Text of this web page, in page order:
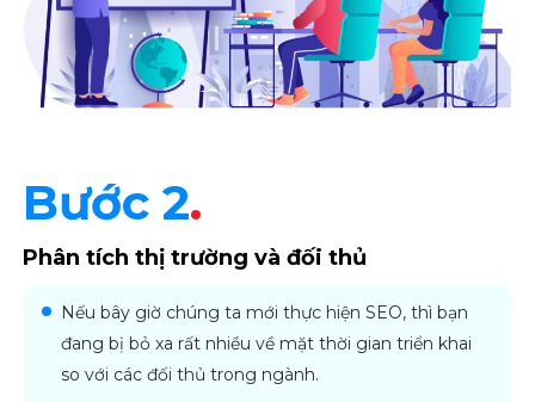
Bước 2.
Phân tích thị trường và đối thủ
Nếu bây giờ chúng ta mới thực hiện SEO, thì bạn
đang bị bỏ xa rất nhiều về mặt thời gian triển khai
so với các đối thủ trong ngành.